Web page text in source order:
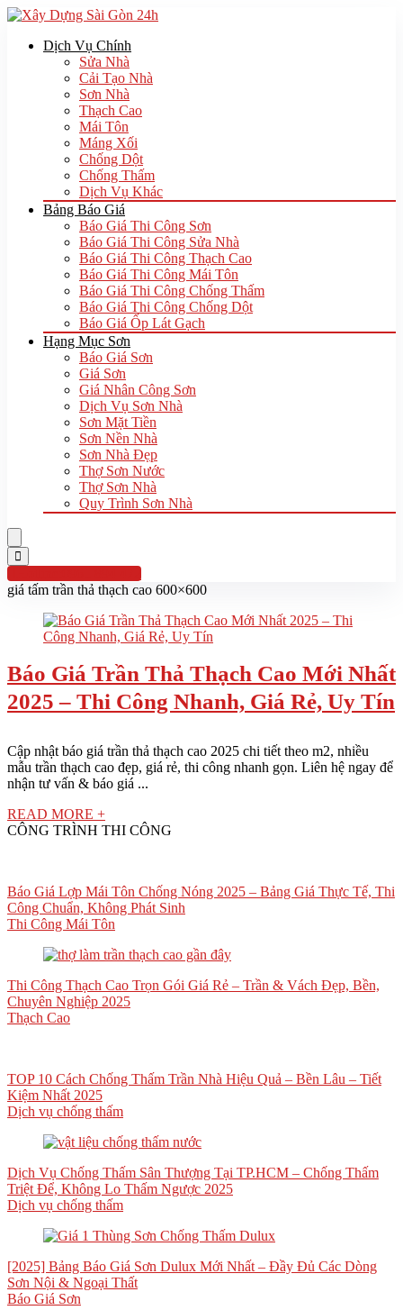
Dịch Vụ Chính
Sửa Nhà
Cải Tạo Nhà
Sơn Nhà
Thạch Cao
Mái Tôn
Máng Xối
Chống Dột
Chống Thấm
Dịch Vụ Khác
Bảng Báo Giá
Báo Giá Thi Công Sơn
Báo Giá Thi Công Sửa Nhà
Báo Giá Thi Công Thạch Cao
Báo Giá Thi Công Mái Tôn
Báo Giá Thi Công Chống Thấm
Báo Giá Thi Công Chống Dột
Báo Giá Ốp Lát Gạch
Hạng Mục Sơn
Báo Giá Sơn
Giá Sơn
Giá Nhân Công Sơn
Dịch Vụ Sơn Nhà
Sơn Mặt Tiền
Sơn Nền Nhà
Sơn Nhà Đẹp
Thợ Sơn Nước
Thợ Sơn Nhà
Quy Trình Sơn Nhà
Hotline:0961 894 472
giá tấm trần thả thạch cao 600×600
Báo Giá Trần Thả Thạch Cao Mới Nhất
2025 – Thi Công Nhanh, Giá Rẻ, Uy Tín
Cập nhật báo giá trần thả thạch cao 2025 chi tiết theo m2, nhiều
mẫu trần thạch cao đẹp, giá rẻ, thi công nhanh gọn. Liên hệ ngay để
nhận tư vấn & báo giá ...
READ MORE +
CÔNG TRÌNH THI CÔNG
Báo Giá Lợp Mái Tôn Chống Nóng 2025 – Bảng Giá Thực Tế, Thi
Công Chuẩn, Không Phát Sinh
Thi Công Mái Tôn
Thi Công Thạch Cao Trọn Gói Giá Rẻ – Trần & Vách Đẹp, Bền,
Chuyên Nghiệp 2025
Thạch Cao
TOP 10 Cách Chống Thấm Trần Nhà Hiệu Quả – Bền Lâu – Tiết
Kiệm Nhất 2025
Dịch vụ chống thấm
Dịch Vụ Chống Thấm Sân Thượng Tại TP.HCM – Chống Thấm
Triệt Để, Không Lo Thấm Ngược 2025
Dịch vụ chống thấm
[2025] Bảng Báo Giá Sơn Dulux Mới Nhất – Đầy Đủ Các Dòng
Sơn Nội & Ngoại Thất
Báo Giá Sơn